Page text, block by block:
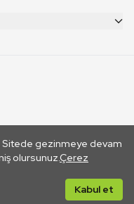
Sitede gezinmeye devam
olursunuz.Çerez
Kabul et
yoluyla gidilen dış